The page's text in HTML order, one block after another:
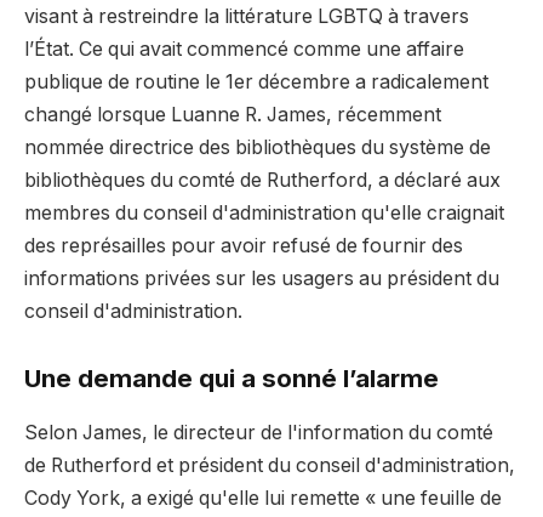
visant à restreindre la littérature LGBTQ à travers
l’État. Ce qui avait commencé comme une affaire
publique de routine le 1er décembre a radicalement
changé lorsque Luanne R. James, récemment
nommée directrice des bibliothèques du système de
bibliothèques du comté de Rutherford, a déclaré aux
membres du conseil d'administration qu'elle craignait
des représailles pour avoir refusé de fournir des
informations privées sur les usagers au président du
conseil d'administration.
Une demande qui a sonné l’alarme
Selon James, le directeur de l'information du comté
de Rutherford et président du conseil d'administration,
Cody York, a exigé qu'elle lui remette « une feuille de